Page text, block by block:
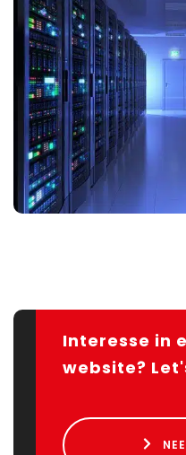
Interesse in
website?